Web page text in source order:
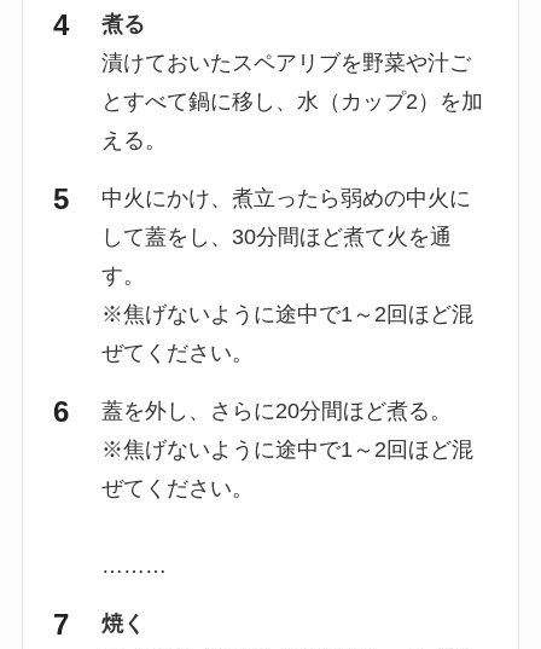
煮る
漬けておいたスペアリブを野菜や汁ご
とすべて鍋に移し、水（カップ2）を加
える。
中火にかけ、煮立ったら弱めの中火に
して蓋をし、30分間ほど煮て火を通
す。
※焦げないように途中で1～2回ほど混
ぜてください。
蓋を外し、さらに20分間ほど煮る。
※焦げないように途中で1～2回ほど混
ぜてください。
………
焼く